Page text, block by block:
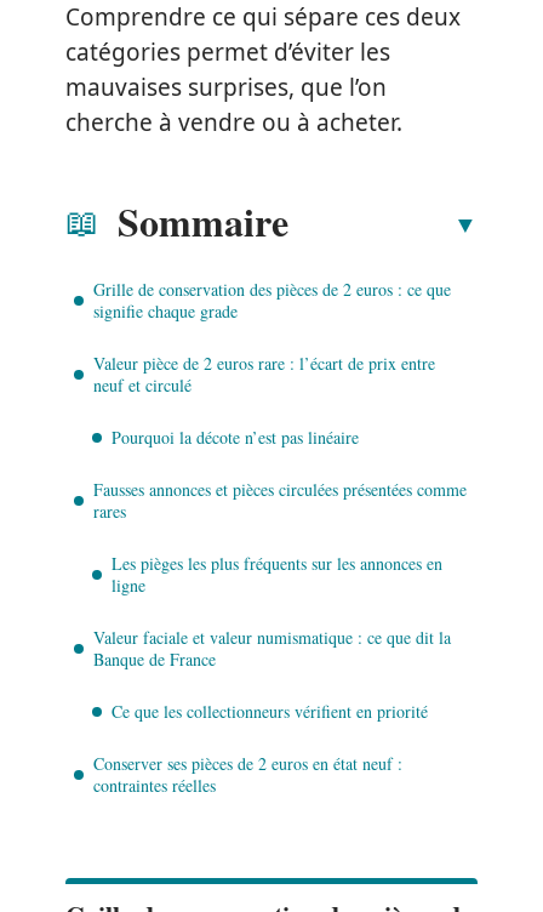
Comprendre ce qui sépare ces deux
catégories permet d’éviter les
mauvaises surprises, que l’on
cherche à vendre ou à acheter.
Sommaire
Grille de conservation des pièces de 2 euros : ce que
signifie chaque grade
Valeur pièce de 2 euros rare : l’écart de prix entre
neuf et circulé
Pourquoi la décote n’est pas linéaire
Fausses annonces et pièces circulées présentées comme
rares
Les pièges les plus fréquents sur les annonces en
ligne
Valeur faciale et valeur numismatique : ce que dit la
Banque de France
Ce que les collectionneurs vérifient en priorité
Conserver ses pièces de 2 euros en état neuf :
contraintes réelles